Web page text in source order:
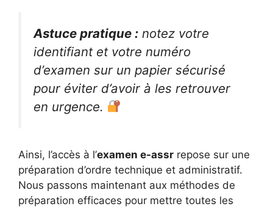
Astuce pratique : notez votre
identifiant et votre numéro
d’examen sur un papier sécurisé
pour éviter d’avoir à les retrouver
en urgence.
Ainsi, l’accès à l’examen e-assr repose sur une
préparation d’ordre technique et administratif.
Nous passons maintenant aux méthodes de
préparation efficaces pour mettre toutes les